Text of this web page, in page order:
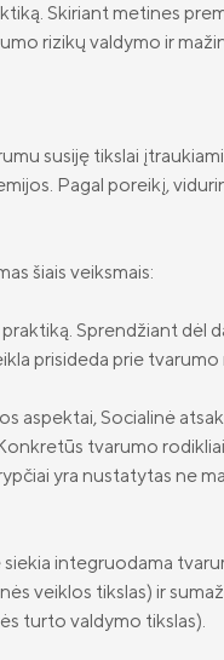
Skiriant metines
rizikų valdymo ir
susiję tikslai
Pagal poreikį,
šiais veiksmais:
Sprendžiant dėl
prisideda prie
aspektai, Socialinė
tvarumo
yra nustatytas ne
integruodama
veiklos tikslas) ir
turto valdymo tikslas).